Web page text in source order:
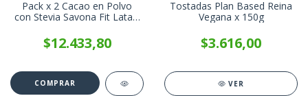
Pack x 2 Cacao en Polvo
con Stevia Savona Fit Lata x
$12.433,80
Tostadas Plan Based Reina
Vegana x 150g
$3.616,00
VER